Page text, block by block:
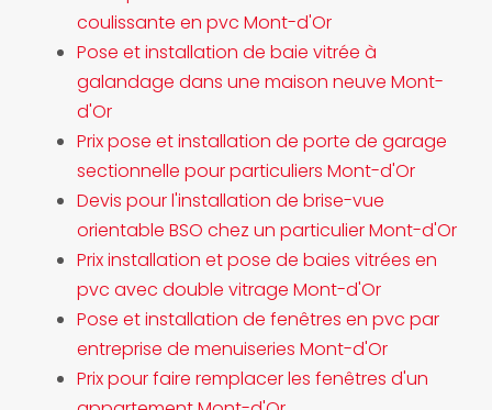
coulissante en pvc Mont-d'Or
Pose et installation de baie vitrée à
galandage dans une maison neuve Mont-
d'Or
Prix pose et installation de porte de garage
sectionnelle pour particuliers Mont-d'Or
Devis pour l'installation de brise-vue
orientable BSO chez un particulier Mont-d'Or
Prix installation et pose de baies vitrées en
pvc avec double vitrage Mont-d'Or
Pose et installation de fenêtres en pvc par
entreprise de menuiseries Mont-d'Or
Prix pour faire remplacer les fenêtres d'un